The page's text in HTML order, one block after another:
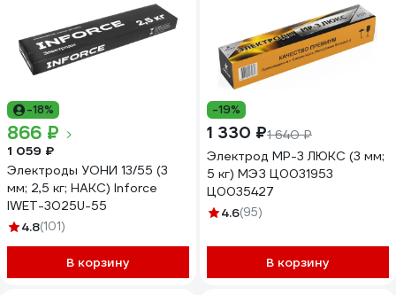
-18%
866 ₽
1 059 ₽
Электроды УОНИ 13/55 (3
мм; 2,5 кг; НАКС) Inforce
IWET-3025U-55
4.8(101)
В корзину
-19%
1 330 ₽1 640 ₽
Электрод МР-3 ЛЮКС (3 мм;
5 кг) МЭЗ Ц0031953
Ц0035427
4.6(95)
В корзину